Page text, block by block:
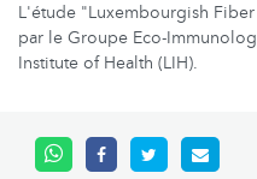
L'étude "Luxembourgish
par le Groupe Eco-
Institute of Health (LIH).